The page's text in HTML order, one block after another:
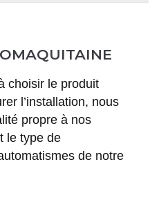
choisir le produit
l’installation, nous
propre à nos
le type de
de notre